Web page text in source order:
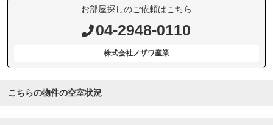
お部屋探しのご依頼はこちら
04-2948-0110
株式会社ノザワ産業
こちらの物件の空室状況